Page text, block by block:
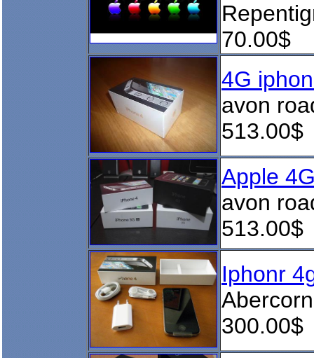
70.00$
4G
avon
513.00$
Apple
avon
513.00$
Iphonr
Abercorn
300.00$